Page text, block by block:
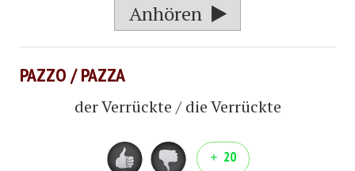
Anhören
PAZZO / PAZZA
der Verrückte / die Verrückte
20